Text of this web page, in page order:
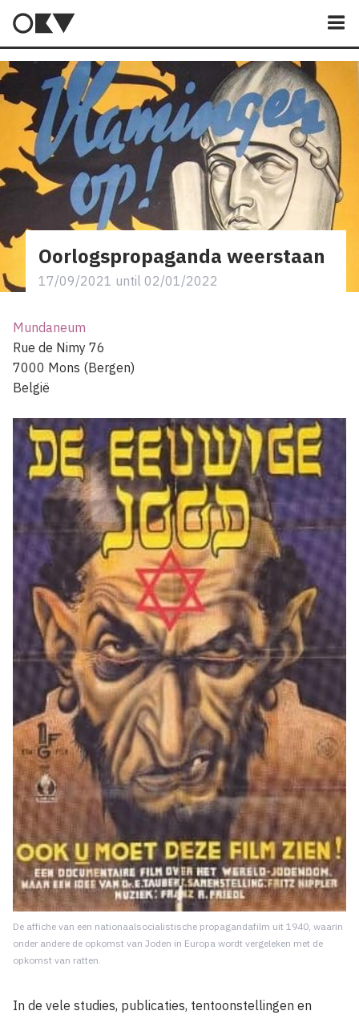
Oorlogspropaganda weerstaan
17/09/2021 until 02/01/2022
Mundaneum
Rue de Nimy 76
7000 Mons (Bergen)
België
De affiche van een nationaalsocialistische propagandafilm uit 1940, waarin
onder andere de opkomst van Joden in Europa wordt vergeleken met de
opkomst van ratten.
In de vele studies, publicaties, tentoonstellingen en